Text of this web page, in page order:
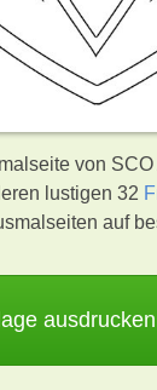
von
lustigen 32
auf
ausdrucken